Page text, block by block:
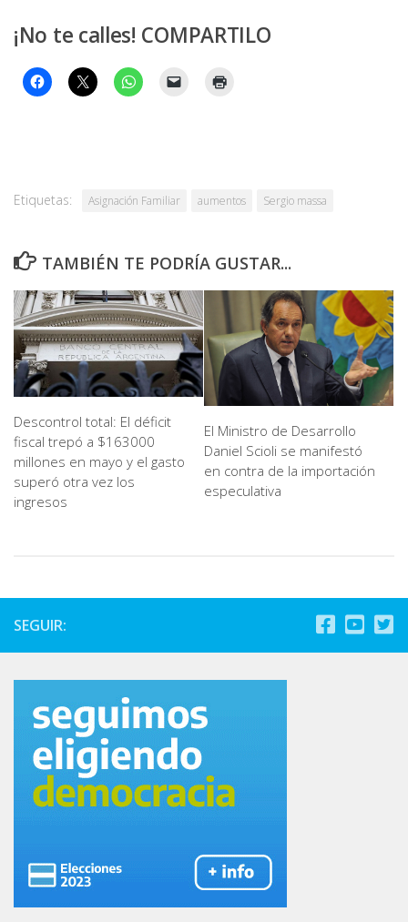
¡No te calles! COMPARTILO
Etiquetas: Asignación Familiar aumentos Sergio massa
TAMBIÉN TE PODRÍA GUSTAR...
Descontrol total: El déficit
fiscal trepó a $163000
millones en mayo y el gasto
superó otra vez los
ingresos
El Ministro de Desarrollo
Daniel Scioli se manifestó
en contra de la importación
especulativa
SEGUIR: